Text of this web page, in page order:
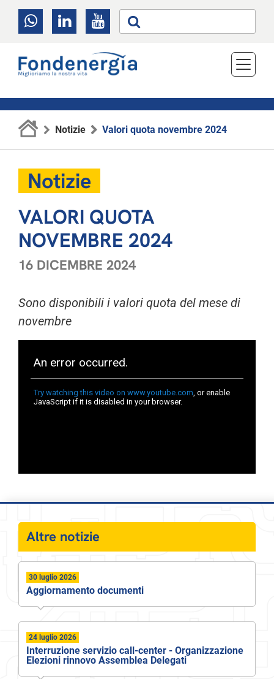
Notizie Valori quota novembre 2024
Notizie
VALORI QUOTA
NOVEMBRE 2024
16 DICEMBRE 2024
Sono disponibili i valori quota del mese di
novembre
Altre notizie
30 luglio 2026
Aggiornamento documenti
24 luglio 2026
Interruzione servizio call-center - Organizzazione
Elezioni rinnovo Assemblea Delegati